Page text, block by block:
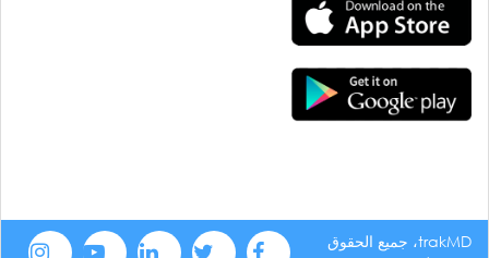
trakMD، جميع الحقوق